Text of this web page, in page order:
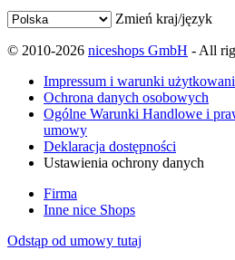
Zmień kraj/język
© 2010-2026 niceshops GmbH - All
Impressum i warunki
Ochrona danych osobowych
Ogólne Warunki Handlowe i
umowy
Deklaracja dostępności
Ustawienia ochrony danych
Firma
Inne nice Shops
Odstąp od umowy tutaj